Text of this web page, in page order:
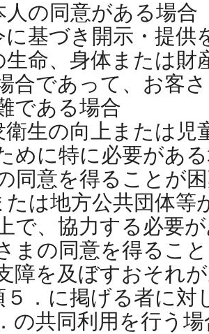
の同意がある場合
基づき開示・提供
命、身体または財
合であって、お客
である場合
生の向上または児
めに特に必要があ
同意を得ることが
は地方公共団体等
で、協力する必要
まの同意を得るこ
障を及ぼすおそれ
．に掲げる者に対
の共同利用を行う